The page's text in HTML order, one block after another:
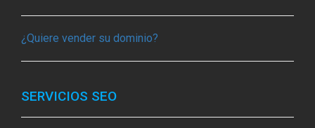
¿Quiere vender su dominio?
SERVICIOS SEO